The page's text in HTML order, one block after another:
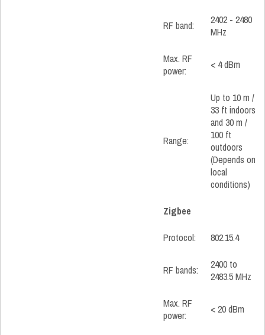
RF band:
2402 - 2480
MHz
Max. RF
power:
< 4 dBm
Range:
Up to 10 m /
33 ft indoors
and 30 m /
100 ft
outdoors
(Depends on
local
conditions)
Zigbee
Protocol: 802.15.4
RF bands:
2400 to
2483.5 MHz
Max. RF
power:
< 20 dBm